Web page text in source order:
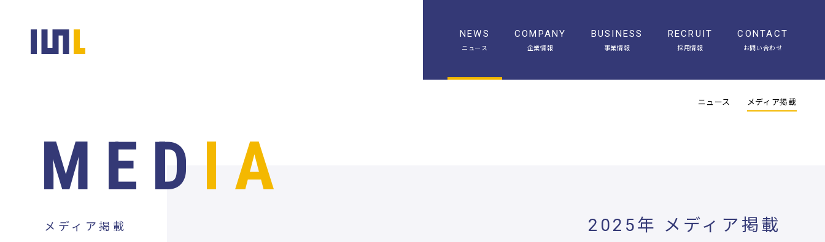
NEWS
ニュース
ニュース メディア掲載
COMPANY
企業情報
BUSINESS
事業情報
RECRUIT
採用情報
CONTACT
お問い合わせ
2025年 メディア掲載
MED IA
メディア掲載